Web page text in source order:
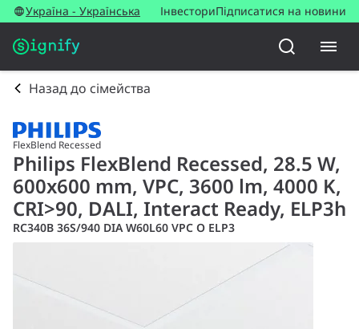
Україна - Українська ІнвесториПідписатися на новини
Назад до сімейства
FlexBlend Recessed
Philips FlexBlend Recessed, 28.5 W,
600x600 mm, VPC, 3600 lm, 4000 K,
CRI>90, DALI, Interact Ready, ELP3h
RC340B 36S/940 DIA W60L60 VPC O ELP3